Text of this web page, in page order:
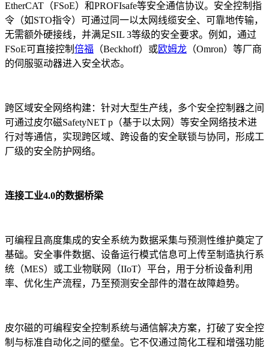
EtherCAT（FSoE）和PROFIsafe等安全通信协议。安全控制指
令（如STO指令）可通过同一以太网线缆安全、可靠地传输，
无需额外硬接线，并满足SIL 3等级的安全要求。例如，通过
FSoE可直接控制 倍福 （Beckhoff）或欧姆龙 （Omron）等厂商
的伺服驱动器进入安全状态。
跨区域安全网络构建：针对大型生产线，多个安全控制器之间
可通过皮尔磁SafetyNET p（基于以太网）等安全网络技术进
行对等通信，实现跨区域、跨设备的安全联锁与协同，形成工
厂级的安全防护网络。
连接工业4.0的数据桥梁
可编程且高度集成的安全系统为数据采集与预测性维护奠定了
基础。安全事件数据、设备运行模式信息可上传至制造执行系
统（MES）或工业物联网（IIoT）平台，用于分析设备利用
率、优化生产流程，乃至预测安全部件的潜在故障趋势。
皮尔磁的可编程安全控制系统与通信解决方案，打破了安全控
制与标准自动化之间的壁垒。它不仅通过简化工程和增强功能